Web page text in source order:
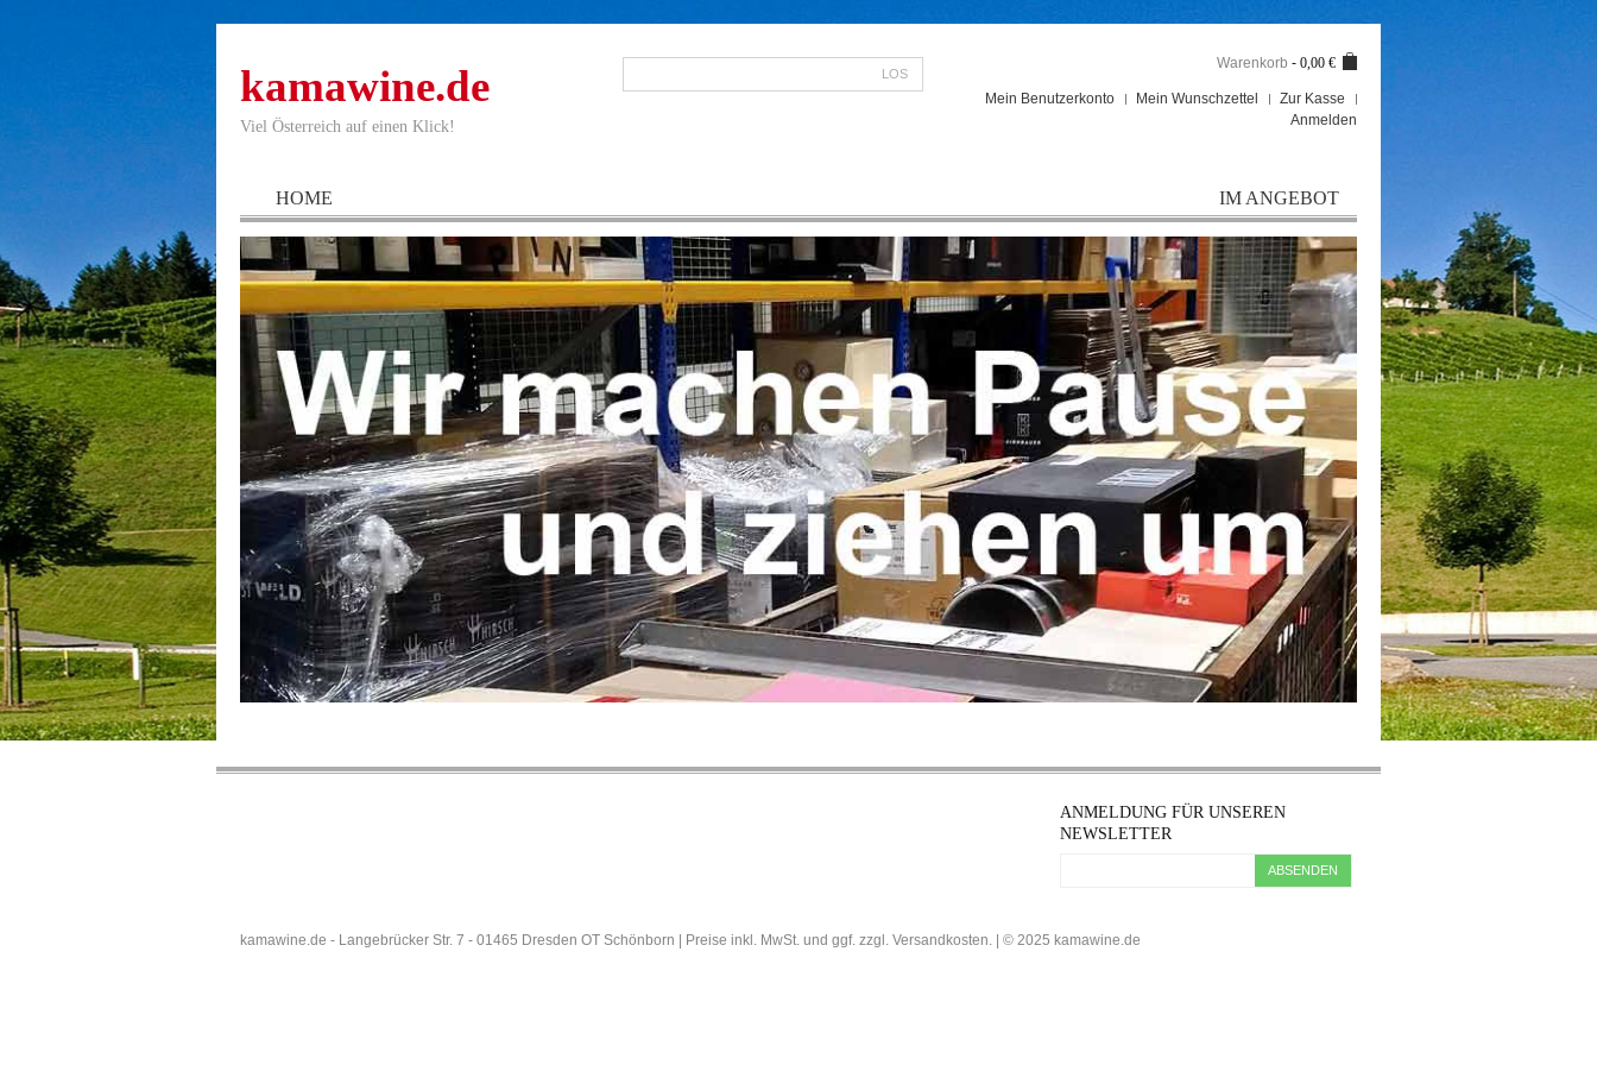
kamawine.de
Viel Österreich auf einen Klick!
LOS
Warenkorb - 0,00 €
Mein Benutzerkonto Mein Wunschzettel
Zur Kasse
Anmelden
HOME IM ANGEBOT
ANMELDUNG FÜR UNSEREN
NEWSLETTER
ABSENDEN
kamawine.de - Langebrücker Str. 7 - 01465 Dresden OT Schönborn | Preise inkl. MwSt. und ggf. zzgl. Versandkosten. | © 2025 kamawine.de